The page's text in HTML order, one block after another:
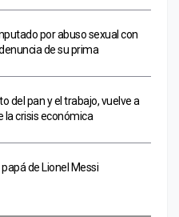
por abuso sexual con
de su prima
del pan y el trabajo, vuelve a
la crisis económica
de Lionel Messi